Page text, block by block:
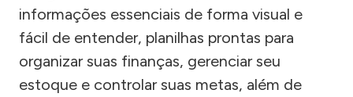
informações essenciais de forma visual e
fácil de entender, planilhas prontas para
organizar suas finanças, gerenciar seu
estoque e controlar suas metas, além de